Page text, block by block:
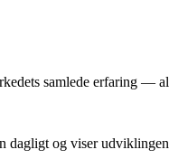
samlede erfaring
og viser